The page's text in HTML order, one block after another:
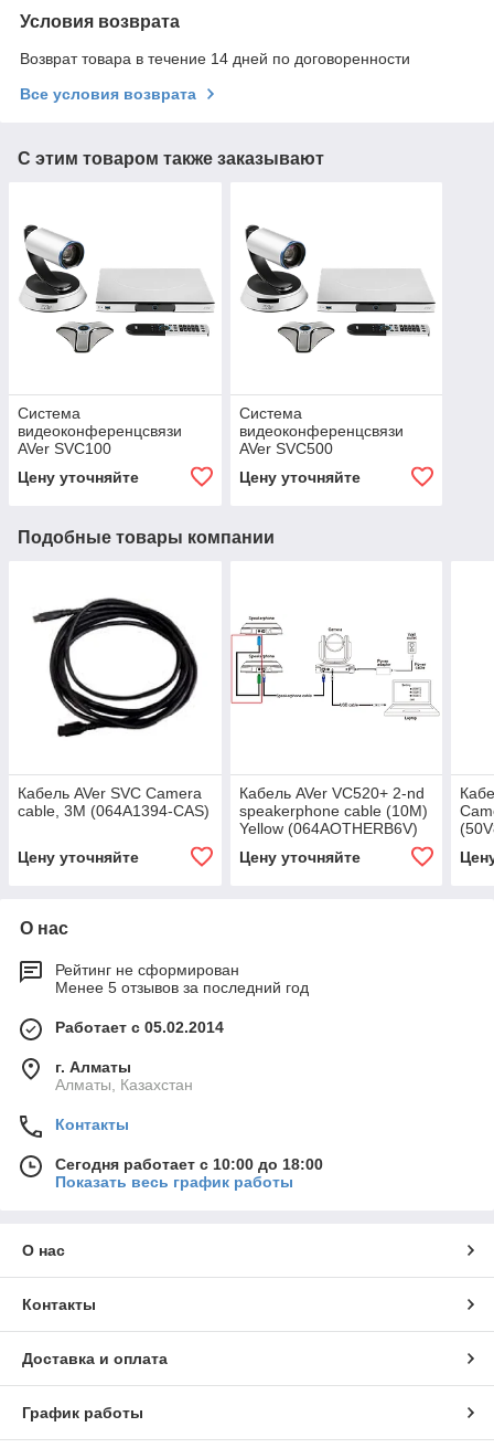
Условия возврата
Возврат товара в течение 14 дней по договоренности
Все условия возврата
С этим товаром также заказывают
Система
видеоконференцсвязи
AVer SVC100
Цену уточняйте
Система
видеоконференцсвязи
AVer SVC500
Цену уточняйте
Подобные товары компании
Кабель AVer SVC Camera
cable, 3M (064A1394-CAS)
Цену уточняйте
Кабель AVer VC520+ 2-nd
speakerphone cable (10M)
Yellow (064AOTHERB6V)
Цену уточняйте
О нас
Рейтинг не сформирован
Менее 5 отзывов за последний год
Работает с 05.02.2014
г. Алматы
Алматы, Казахстан
Контакты
Сегодня работает с 10:00 до 18:00
Показать весь график работы
О нас
Контакты
Доставка и оплата
График работы